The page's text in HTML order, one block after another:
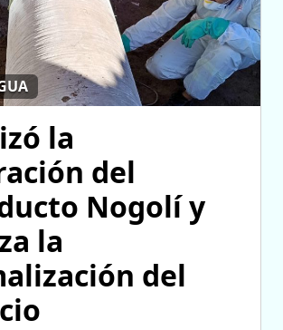
la
del
Nogolí y
la
del